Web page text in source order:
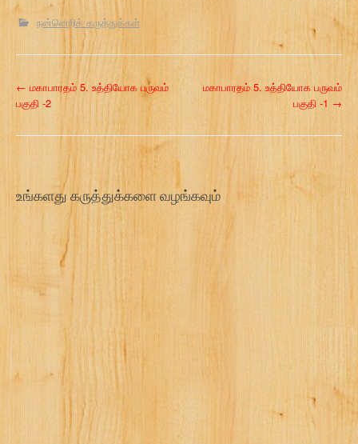
நன்னெறிக் கருத்துக்கள்
P
n
g
t
← மகாபாரதம் 5. உத்தியோக பருவம்
பகுதி -2
மகாபாரதம் 5. உத்தியோக பருவம்
பகுதி -1 →
உங்களது கருத்துக்களை வழங்கவும்